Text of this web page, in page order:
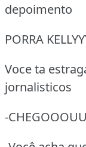
depoimento
PORRA
Voce ta
jornalisticos
-